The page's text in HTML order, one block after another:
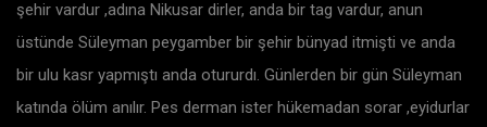
şehir vardur ,adına Nikusar dirler, anda bir tag vardur, anun
üstünde Süleyman peygamber bir şehir bünyad itmişti ve anda
bir ulu kasr yapmıştı anda otururdı. Günlerden bir gün Süleyman
katında ölüm anılır. Pes derman ister hükemadan sorar ,eyidurlar